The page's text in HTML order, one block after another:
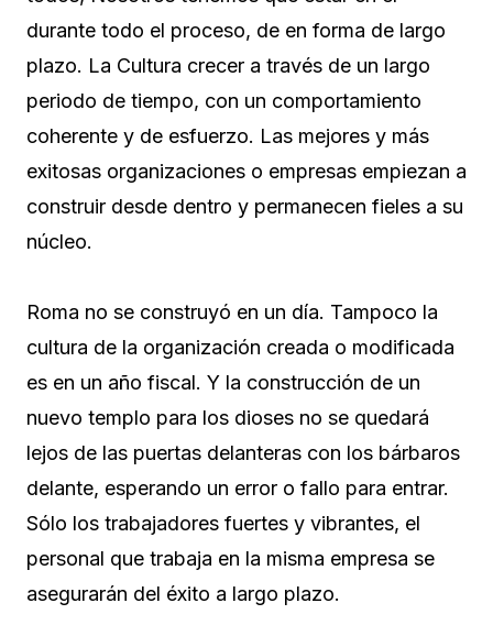
durante todo el proceso, de en forma de largo
plazo. La Cultura crecer a través de un largo
periodo de tiempo, con un comportamiento
coherente y de esfuerzo. Las mejores y más
exitosas organizaciones o empresas empiezan a
construir desde dentro y permanecen fieles a su
núcleo.
Roma no se construyó en un día. Tampoco la
cultura de la organización creada o modificada
es en un año fiscal. Y la construcción de un
nuevo templo para los dioses no se quedará
lejos de las puertas delanteras con los bárbaros
delante, esperando un error o fallo para entrar.
Sólo los trabajadores fuertes y vibrantes, el
personal que trabaja en la misma empresa se
asegurarán del éxito a largo plazo.